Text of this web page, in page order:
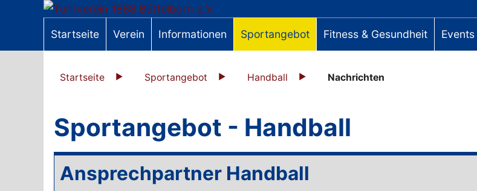
Startseite Verein Informationen Sportangebot Fitness & Gesundheit Events
Startseite Sportangebot Handball Nachrichten
Sportangebot - Handball
Ansprechpartner Handball